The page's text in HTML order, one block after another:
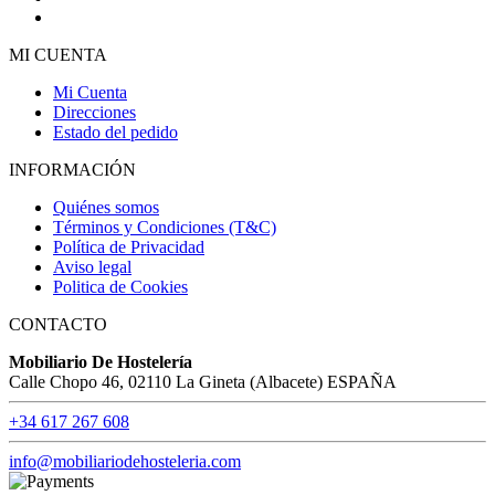
MI CUENTA
Mi Cuenta
Direcciones
Estado del pedido
INFORMACIÓN
Quiénes somos
Términos y Condiciones (T&C)
Política de Privacidad
Aviso legal
Politica de Cookies
CONTACTO
Mobiliario De Hostelería
Calle Chopo 46, 02110 La Gineta (Albacete) ESPAÑA
+34 617 267 608
info@mobiliariodehosteleria.com